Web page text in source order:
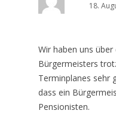
18.
Wir haben uns
Bürgermeisters
Terminplanes sehr
dass ein
Pensionisten.